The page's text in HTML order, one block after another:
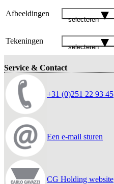
Afbeeldingen
selecteren
Tekeningen
selecteren
Service & Contact
+31 (0)251 22 93 45
Een e-mail sturen
CG Holding website